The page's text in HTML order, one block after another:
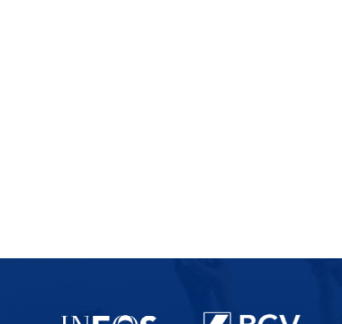
Partenaires du lausanne-Sport